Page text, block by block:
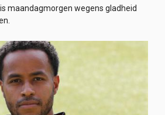
maandagmorgen wegens gladheid